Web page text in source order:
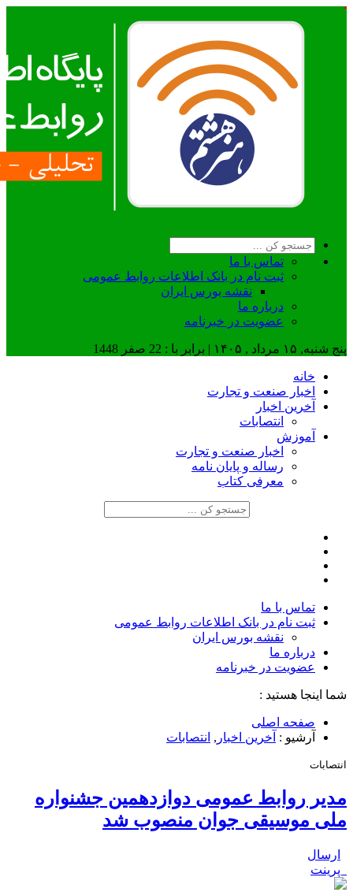
تماس با ما
ثبت نام در بانک اطلاعات روابط عمومی
نقشه بورس ایران
درباره ما
عضويت در خبرنامه
پنج شنبه, ۱۵ مرداد , ۱۴۰۵ | برابر با : 22 صفر 1448
خانه
اخبار صنعت و تجارت
آخرین اخبار
انتصابات
آموزش
اخبار صنعت و تجارت
رساله و پایان نامه
معرفی کتاب
تماس با ما
ثبت نام در بانک اطلاعات روابط عمومی
نقشه بورس ایران
درباره ما
عضويت در خبرنامه
شما اینجا هستید :
صفحه اصلی
آرشیو : آخرین اخبار , انتصابات
انتصابات
مدیر روابط عمومی دوازدهمین جشنواره
ملی موسیقی جوان منصوب شد
ارسال
پرینت